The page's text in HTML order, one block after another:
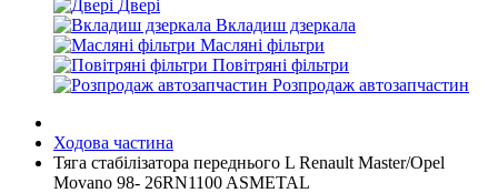
Двері
Вкладиш дзеркала
Масляні фільтри
Повітряні фільтри
Розпродаж автозапчастин
Ходова частина
Тяга стабілізатора переднього L Renault Master/Opel
Movano 98- 26RN1100 ASMETAL